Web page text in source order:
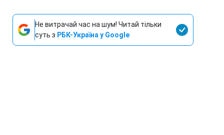
Не витрачай час на шум! Читай тільки
суть з РБК-Україна у Google